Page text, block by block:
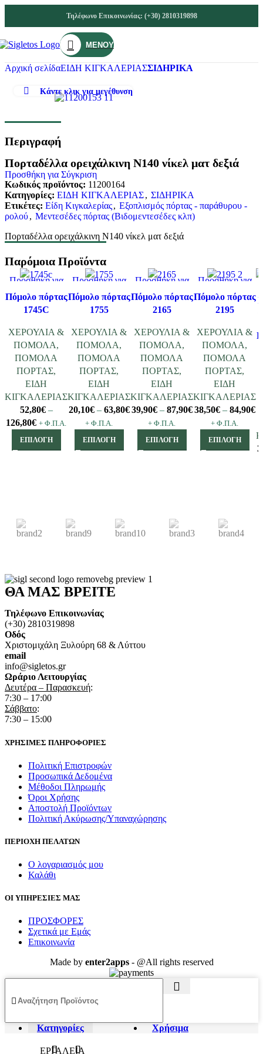
Τηλέφωνο Επικοινωνίας: (+30) 2810319898
ΜΕΝΟΎ
Αρχική σελίδαΕΙΔΗ ΚΙΓΚΑΛΕΡΙΑΣΣΙΔΗΡΙΚΑ
Κάντε κλικ για μεγέθυνση
Περιγραφή
Πορταδέλλα ορειχάλκινη Ν140 νίκελ ματ δεξιά
Προσθήκη για Σύγκριση
Κωδικός προϊόντος: 11200164
Κατηγορίες: ΕΙΔΗ ΚΙΓΚΑΛΕΡΙΑΣ, ΣΙΔΗΡΙΚΑ
Ετικέτες: Είδη Κιγκαλερίας, Εξοπλισμός πόρτας - παράθυρου -
ρολού, Μεντεσέδες πόρτας (Βιδομεντεσέδες κλπ)
Πορταδέλλα ορειχάλκινη Ν140 νίκελ ματ δεξιά
Παρόμοια Προϊόντα
Προσθήκη για
Σύγκριση
Γρήγορη
Πόμολο πόρτας
1745C
ΧΕΡΟΥΛΙΑ &
ΠΟΜΟΛΑ,
ΠΟΜΟΛΑ
ΠΟΡΤΑΣ,
ΕΙΔΗ
ΚΙΓΚΑΛΕΡΙΑΣ
52,80€ –
126,80€ + Φ.Π.Α.
ΕΠΙΛΟΓΉ
Προσθήκη για
Σύγκριση
Γρήγορη
Πόμολο πόρτας
1755
ΧΕΡΟΥΛΙΑ &
ΠΟΜΟΛΑ,
ΠΟΜΟΛΑ
ΠΟΡΤΑΣ,
ΕΙΔΗ
ΚΙΓΚΑΛΕΡΙΑΣ
20,10€ – 63,80€
+ Φ.Π.Α.
ΕΠΙΛΟΓΉ
Προσθήκη για
Σύγκριση
Γρήγορη
Πόμολο πόρτας
2165
ΧΕΡΟΥΛΙΑ &
ΠΟΜΟΛΑ,
ΠΟΜΟΛΑ
ΠΟΡΤΑΣ,
ΕΙΔΗ
ΚΙΓΚΑΛΕΡΙΑΣ
39,90€ – 87,90€
+ Φ.Π.Α.
ΕΠΙΛΟΓΉ
Προσθήκη για
Σύγκριση
Γρήγορη
Πόμολο πόρτας
2195
ΧΕΡΟΥΛΙΑ &
ΠΟΜΟΛΑ,
ΠΟΜΟΛΑ
ΠΟΡΤΑΣ,
ΕΙΔΗ
ΚΙΓΚΑΛΕΡΙΑΣ
38,50€ – 84,90€
+ Φ.Π.Α.
ΕΠΙΛΟΓΉ
ΘΑ ΜΑΣ ΒΡΕΙΤΕ
Τηλέφωνο Επικοινωνίας
(+30) 2810319898
Οδός
Χριστομιχάλη Ξυλούρη 68 & Λύττου
email
info@sigletos.gr
Ωράριο Λειτουργίας
Δευτέρα – Παρασκευή:
7:30 – 17:00
Σάββατο:
7:30 – 15:00
ΧΡΗΣΙΜΕΣ ΠΛΗΡΟΦΟΡΙΕΣ
Πολιτική Επιστροφών
Προσωπικά Δεδομένα
Μέθοδοι Πληρωμής
Όροι Χρήσης
Αποστολή Προϊόντων
Πολιτική Ακύρωσης/Υπαναχώρησης
ΠΕΡΙΟΧΗ ΠΕΛΑΤΩΝ
Ο λογαριασμός μου
Καλάθι
ΟΙ ΥΠΗΡΕΣΙΕΣ ΜΑΣ
ΠΡΟΣΦΟΡΕΣ
Σχετικά με Εμάς
Επικοινωνία
Made by enter2apps- @All rights reserved
Χρήσιμα
Κατηγορίες
ΕΡΓΑΛΕΙΑ